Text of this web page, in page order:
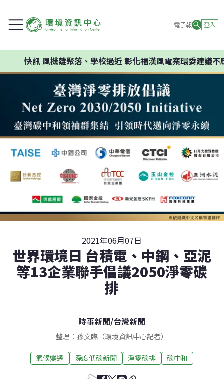
電子報 登入
風機離聚落、學校過近 彰化福漢風電案環委建議不應開發
2021年06月07日
世界環境日 台積電、中鋼、亞泥
等13企業聯手倡議2050淨零碳
排
時事新聞/台灣新聞
整理：孫文臨（環境資訊中心記者）
氣候變遷 深度低碳新聞 淨零碳排 碳中和